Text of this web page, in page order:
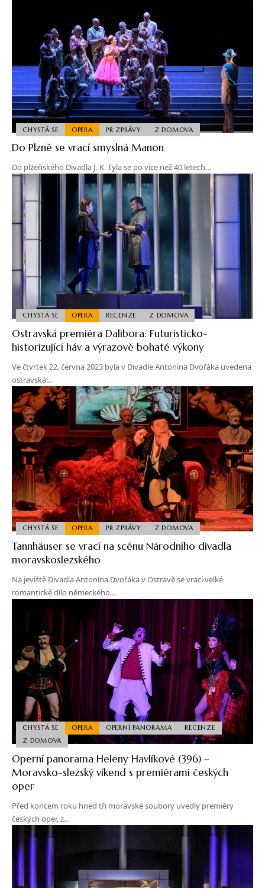
CHYSTÁ SE OPERA PR ZPRÁVY Z DOMOVA
Do Plzně se vrací smyslná Manon
Do plzeňského Divadla J. K. Tyla se po více než 40 letech…
CHYSTÁ SE OPERA RECENZE Z DOMOVA
Ostravská premiéra Dalibora: Futuristicko-
historizující háv a výrazově bohaté výkony
Ve čtvrtek 22. června 2023 byla v Divadle Antonína Dvořáka uvedena
ostravská…
CHYSTÁ SE OPERA PR ZPRÁVY Z DOMOVA
Tannhäuser se vrací na scénu Národního divadla
moravskoslezského
Na jeviště Divadla Antonína Dvořáka v Ostravě se vrací velké
romantické dílo německého…
CHYSTÁ SE OPERA OPERNÍ PANORAMA
RECENZE
Z DOMOVA
Operní panorama Heleny Havlíkové (396) –
Moravsko-slezský víkend s premiérami českých
oper
Před koncem roku hned tři moravské soubory uvedly premiéry
českých oper, z…